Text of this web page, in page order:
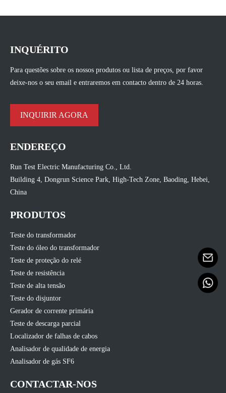
INQUÉRITO
Para questões sobre os nossos produtos ou lista de preços, por favor
deixe-nos o seu email e entraremos em contacto dentro de 24 horas.
INQUIRIR AGORA
ENDEREÇO
Run Test Electric Manufacturing Co., Ltd.
Building 4, Dongrun Science Park, High-Tech Zone, Baoding, Hebei,
China
PRODUTOS
Teste do transformador
Teste do óleo do transformador
Teste de proteção do relé
Teste de resistência
Teste de alta tensão
Teste do disjuntor
Gerador de corrente primária
Teste de descarga parcial
Localizador de falhas de cabos
Analisador de qualidade de energia
Analisador de gás SF6
CONTACTAR-NOS